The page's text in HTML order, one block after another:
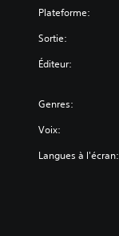
Plateforme:
Sortie:
Éditeur:
Genres:
Voix:
Langues à l'écran: